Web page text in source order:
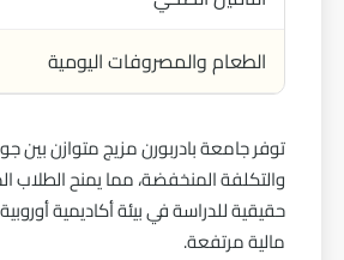
الطعام والمصروفات اليومية
توفر جامعة بادربورن مزيج متوازن بين
والتكلفة المنخفضة، مما يمنح الطلاب
حقيقية للدراسة في بيئة أكاديمية
مالية مرتفعة.